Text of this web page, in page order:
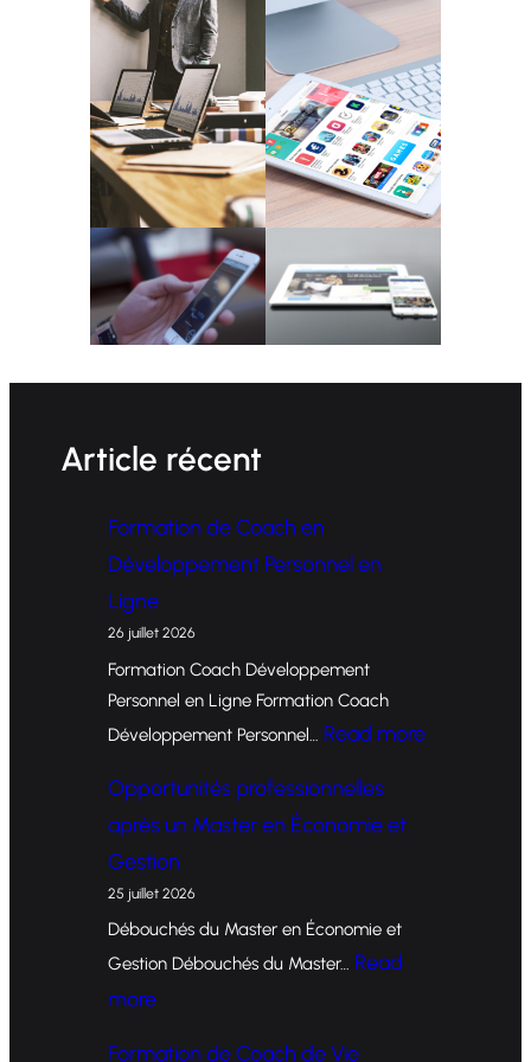
Article récent
Formation de Coach en
Développement Personnel en
Ligne
26 juillet 2026
Formation Coach Développement
Personnel en Ligne Formation Coach
Développement Personnel… Read more:
Opportunités professionnelles
après un Master en Économie et
Gestion
25 juillet 2026
Débouchés du Master en Économie et
Gestion Débouchés du Master… Read
more:
Formation de Coach de Vie